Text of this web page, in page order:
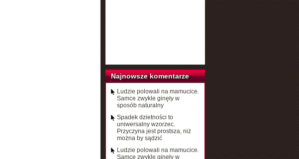
Najnowsze komentarze
Ludzie polowali na mamucice.
Samce zwykle ginęły w
sposób naturalny
Spadek dzietności to
uniwersalny wzorzec.
Przyczyna jest prostsza, niż
można by sądzić
Ludzie polowali na mamucice.
Samce zwykle ginęły w